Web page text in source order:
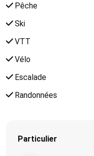
Pêche
Ski
VTT
Vélo
Escalade
Randonnées
Particulier